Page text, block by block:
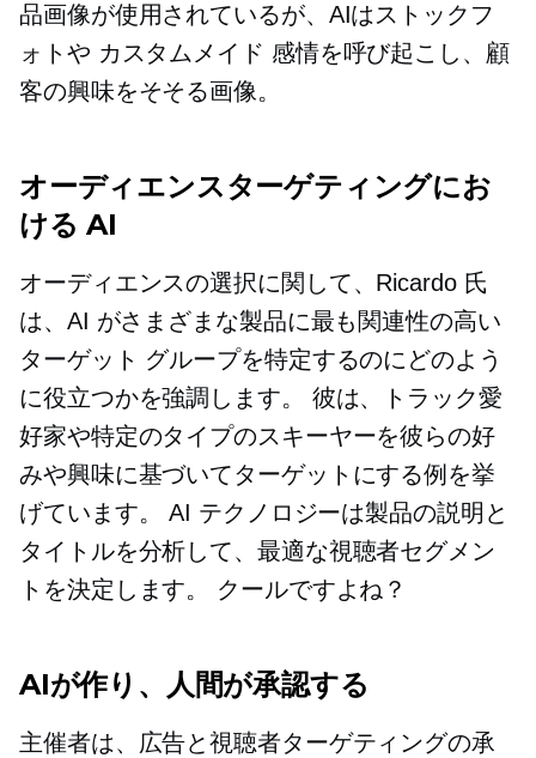
品画像が使用されているが、AIはストックフ
ォトや カスタムメイド 感情を呼び起こし、顧
客の興味をそそる画像。
オーディエンスターゲティングにお
ける AI
オーディエンスの選択に関して、Ricardo 氏
は、AI がさまざまな製品に最も関連性の高い
ターゲット グループを特定するのにどのよう
に役立つかを強調します。 彼は、トラック愛
好家や特定のタイプのスキーヤーを彼らの好
みや興味に基づいてターゲットにする例を挙
げています。 AI テクノロジーは製品の説明と
タイトルを分析して、最適な視聴者セグメン
トを決定します。 クールですよね？
AIが作り、人間が承認する
主催者は、広告と視聴者ターゲティングの承